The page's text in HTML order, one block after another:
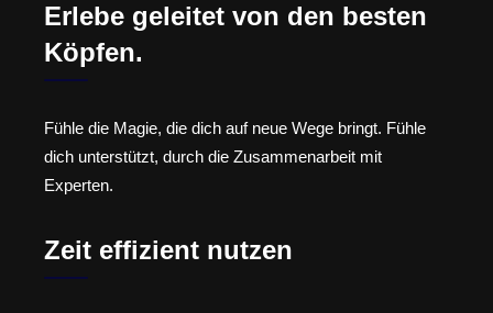
Erlebe geleitet von den besten
Köpfen.
Fühle die Magie, die dich auf neue Wege bringt. Fühle
dich unterstützt, durch die Zusammenarbeit mit
Experten.
Zeit effizient nutzen